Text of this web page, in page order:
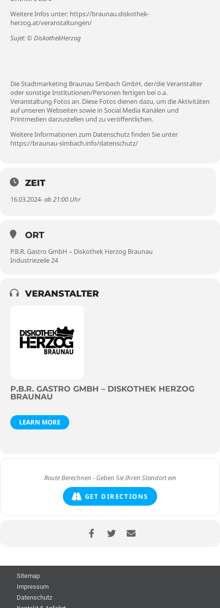
Weitere Infos unter: https://braunau.diskothek-
herzog.at/veranstaltungen/
Sujet: © DiskothekHerzog
Die Stadtmarketing Braunau Simbach GmbH, der/die Veranstalter
oder sonstige Institutionen/Personen fertigen bei o.a.
Veranstaltung Fotos an. Diese Fotos dienen dazu, um die Aktivitäten
auf unseren Webseiten sowie in Social Media Kanälen und
Printmedien darzustellen und zu veröffentlichen.
Weitere Informationen zum Datenschutz finden Sie unter
https://braunau-simbach.info/datenschutz/
ZEIT
16.03.2024- ab 21:00 Uhr
ORT
P.B.R. Gastro GmbH – Diskothek Herzog Braunau
Industriezeile 24
VERANSTALTER
P.B.R. GASTRO GMBH – DISKOTHEK HERZOG
BRAUNAU
LEARN MORE
GET DIRECTIONS
Sitemap
Impressum
Datenschutz